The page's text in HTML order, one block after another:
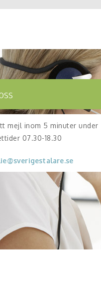
mejl inom 5 minuter under
07.30-18.30